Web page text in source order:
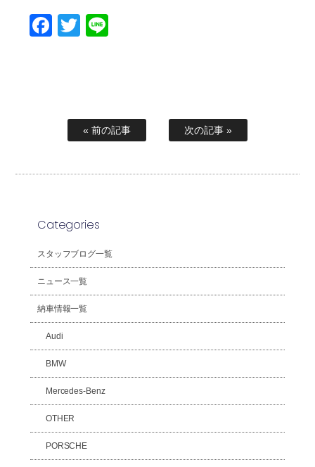
Facebook
Twitter
« 前の記事 次の記事 »
Categories
スタッフブログ一覧
ニュース一覧
納車情報一覧
Audi
BMW
Mercedes-Benz
OTHER
PORSCHE